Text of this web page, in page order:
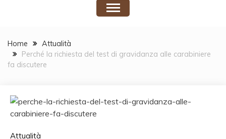
Home
Attualità
Perché la richiesta del test di gravidanza alle carabiniere
fa discutere
Attualità